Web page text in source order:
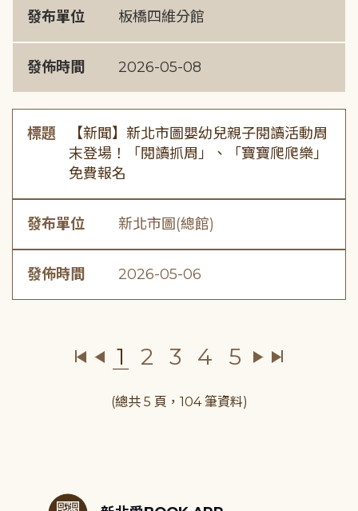
發布單位 板橋四維分館
發佈時間 2026-05-08
標題
【新聞】新北市圖嬰幼兒親子閱讀活動周
末登場！「閱讀抓周」、「寶寶爬爬樂」
免費報名
發布單位 新北市圖(總館)
發佈時間 2026-05-06
1 2 3 4 5
(總共 5 頁，104 筆資料)